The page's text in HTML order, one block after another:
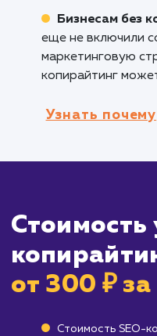
в
контент
эффективным.
Кому не
Брендам, не